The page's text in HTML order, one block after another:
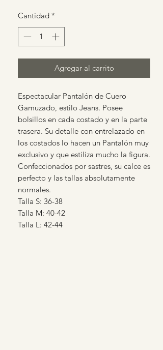
Cantidad *
Agregar al carrito
Espectacular Pantalón de Cuero
Gamuzado, estilo Jeans. Posee
bolsillos en cada costado y en la parte
trasera. Su detalle con entrelazado en
los costados lo hacen un Pantalón muy
exclusivo y que estiliza mucho la figura.
Confeccionados por sastres, su calce es
perfecto y las tallas absolutamente
normales.
Talla S: 36-38
Talla M: 40-42
Talla L: 42-44